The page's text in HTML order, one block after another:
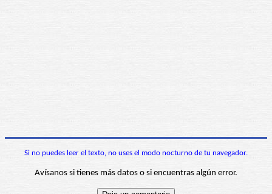
Si no puedes leer el texto, no uses el modo nocturno de tu navegador.
Avísanos si tienes más datos o si encuentras algún error.